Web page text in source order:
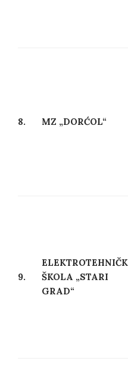
8. MZ „DORĆOL“
9.
ŠKOLA „STARI
GRAD“